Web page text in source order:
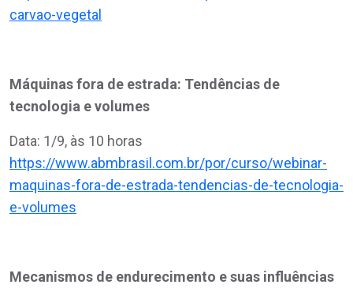
carvao-vegetal
Máquinas fora de estrada: Tendências de
tecnologia e volumes
Data: 1/9, às 10 horas
https://www.abmbrasil.com.br/por/curso/webinar-
maquinas-fora-de-estrada-tendencias-de-tecnologia-
e-volumes
Mecanismos de endurecimento e suas influências